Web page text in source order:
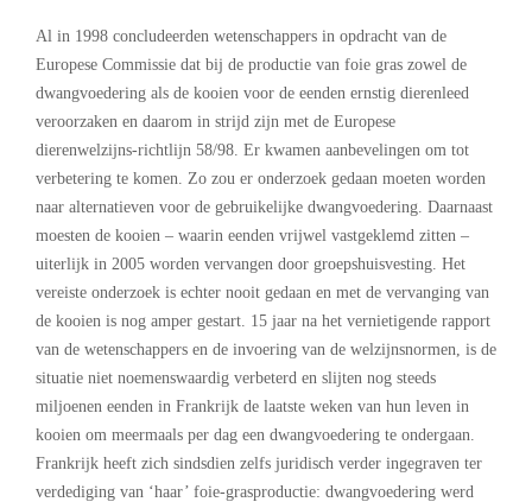
Al in 1998 concludeerden wetenschappers in opdracht van de
Europese Commissie dat bij de productie van foie gras zowel de
dwangvoedering als de kooien voor de eenden ernstig dierenleed
veroorzaken en daarom in strijd zijn met de Europese
dierenwelzijns-richtlijn 58/98. Er kwamen aanbevelingen om tot
verbetering te komen. Zo zou er onderzoek gedaan moeten worden
naar alternatieven voor de gebruikelijke dwangvoedering. Daarnaast
moesten de kooien – waarin eenden vrijwel vastgeklemd zitten –
uiterlijk in 2005 worden vervangen door groepshuisvesting. Het
vereiste onderzoek is echter nooit gedaan en met de vervanging van
de kooien is nog amper gestart. 15 jaar na het vernietigende rapport
van de wetenschappers en de invoering van de welzijnsnormen, is de
situatie niet noemenswaardig verbeterd en slijten nog steeds
miljoenen eenden in Frankrijk de laatste weken van hun leven in
kooien om meermaals per dag een dwangvoedering te ondergaan.
Frankrijk heeft zich sindsdien zelfs juridisch verder ingegraven ter
verdediging van ‘haar’ foie-grasproductie: dwangvoedering werd